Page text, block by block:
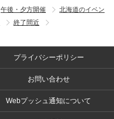
午後・夕方開催
北海道のイベン
終了間近
プライバシーポリシー
お問い合わせ
Webプッシュ通知について